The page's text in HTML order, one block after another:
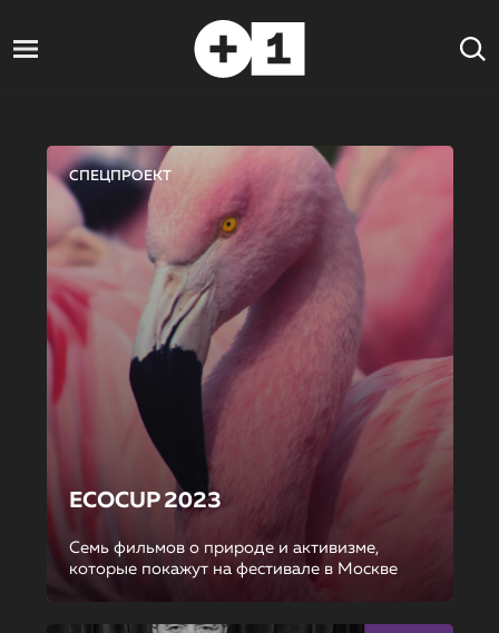
СПЕЦПРОЕКТ
ECOCUP 2023
Семь фильмов о природе и активизме,
которые покажут на фестивале в Москве